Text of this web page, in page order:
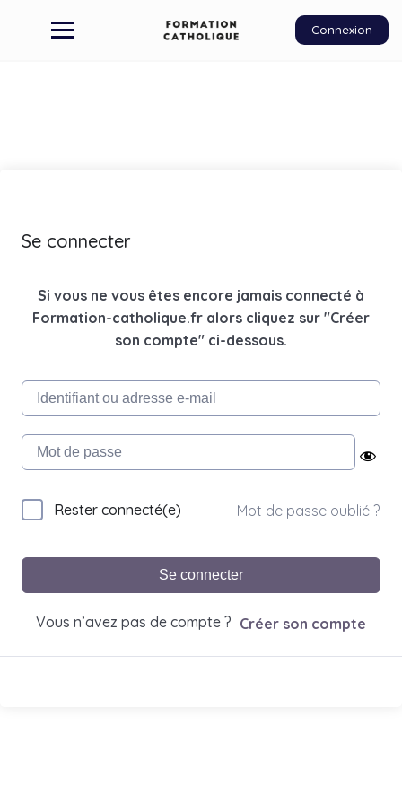
Connexion
Se connecter
Si vous ne vous êtes encore jamais connecté à
Formation-catholique.fr alors cliquez sur "Créer
son compte" ci-dessous.
Rester connecté(e) Mot de passe oublié ?
Se connecter
Vous n’avez pas de compte ? Créer son compte